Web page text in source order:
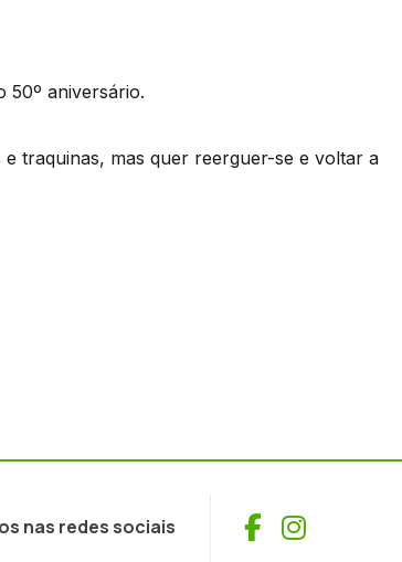
50º aniversário.
traquinas, mas quer reerguer-se e voltar a
nas redes sociais Facebook